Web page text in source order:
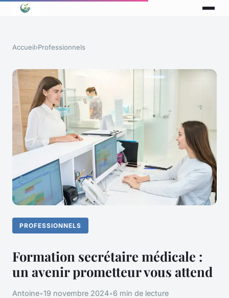
Accueil›Professionnels
PROFESSIONNELS
Formation secrétaire médicale :
un avenir prometteur vous attend
Antoine•19 novembre 2024•6 min de lecture